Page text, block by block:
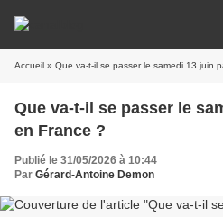
Accueil » Que va-t-il se passer le samedi 13 juin
Que va-t-il se passer le
en France ?
Publié le 31/05/2026 à 10:44
Par Gérard-Antoine Demon